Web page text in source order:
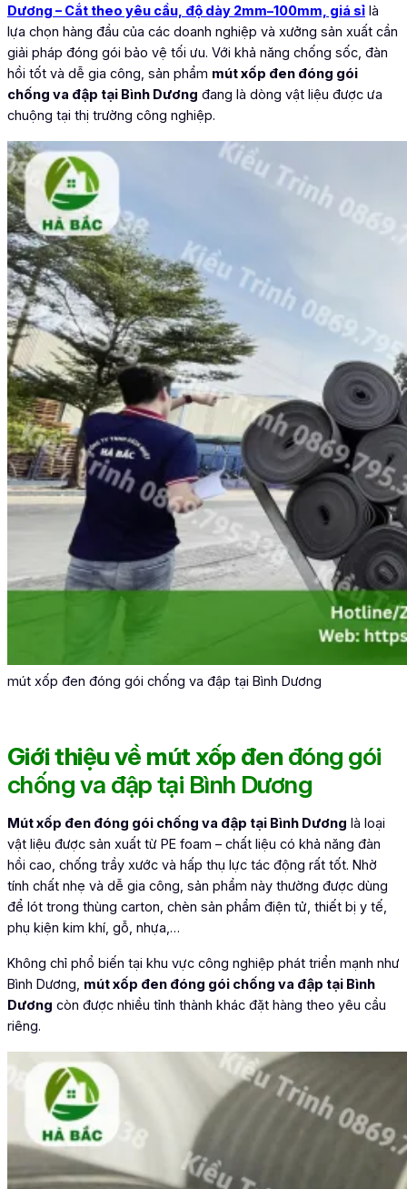
Dương – Cắt theo yêu cầu, độ dày 2mm–100mm, giá sỉ là
lựa chọn hàng đầu của các doanh nghiệp và xưởng sản xuất cần
giải pháp đóng gói bảo vệ tối ưu. Với khả năng chống sốc, đàn
hồi tốt và dễ gia công, sản phẩm mút xốp đen đóng gói
chống va đập tại Bình Dương đang là dòng vật liệu được ưa
chuộng tại thị trường công nghiệp.
mút xốp đen đóng gói chống va đập tại Bình Dương
Giới thiệu về mút xốp đenđóng gói
chống va đập tại Bình Dương
Mút xốp đen đóng gói chống va đập tại Bình Dương là loại
vật liệu được sản xuất từ PE foam – chất liệu có khả năng đàn
hồi cao, chống trầy xước và hấp thụ lực tác động rất tốt. Nhờ
tính chất nhẹ và dễ gia công, sản phẩm này thường được dùng
để lót trong thùng carton, chèn sản phẩm điện tử, thiết bị y tế,
phụ kiện kim khí, gỗ, nhựa,…
Không chỉ phổ biến tại khu vực công nghiệp phát triển mạnh như
Bình Dương, mút xốp đen đóng gói chống va đập tại Bình
Dương còn được nhiều tỉnh thành khác đặt hàng theo yêu cầu
riêng.